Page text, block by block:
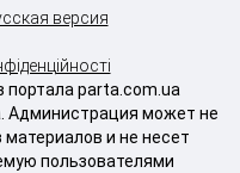
версия
портала parta.com.ua
Администрация может не
материалов и не несет
пользователями